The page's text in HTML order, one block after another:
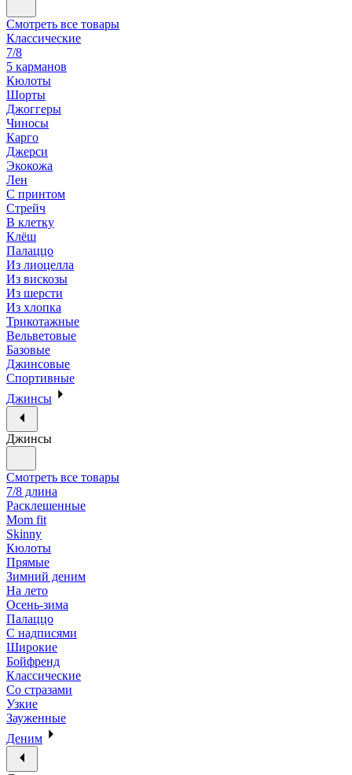
Смотреть все товары
Классические
7/8
5 карманов
Кюлоты
Шорты
Джоггеры
Чиносы
Карго
Джерси
Экокожа
Лен
С принтом
Стрейч
В клетку
Клёш
Палаццо
Из лиоцелла
Из вискозы
Из шерсти
Из хлопка
Трикотажные
Вельветовые
Базовые
Джинсовые
Спортивные
Джинсы
Джинсы
Смотреть все товары
7/8 длина
Расклешенные
Mom fit
Skinny
Кюлоты
Прямые
Зимний деним
На лето
Осень-зима
Палаццо
С надписями
Широкие
Бойфренд
Классические
Со стразами
Узкие
Зауженные
Деним